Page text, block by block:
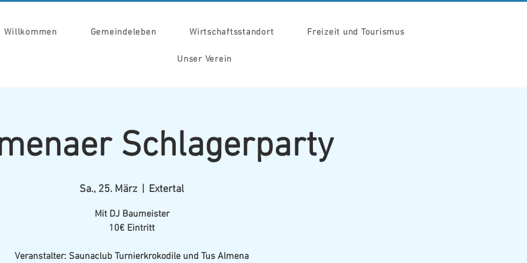
Willkommen Gemeindeleben Wirtschaftsstandort Freizeit und Tourismus
Unser Verein
Schlagerparty
Sa., 25. März
  |
Extertal
Mit DJ Baumeister
10€ Eintritt
Veranstalter: Saunaclub Turnierkrokodile und Tus Almena